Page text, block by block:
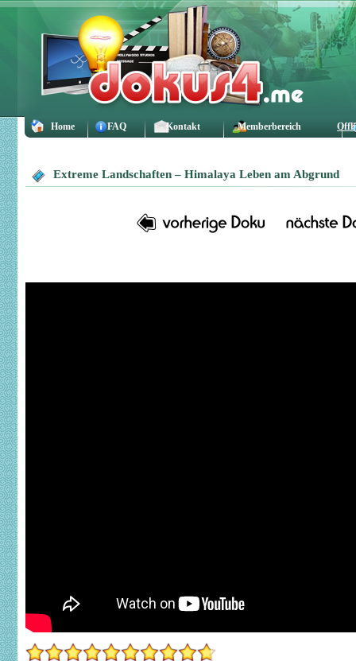
Home FAQ Kontakt Memberbereich
Extreme Landschaften – Himalaya Leben am Abgrund